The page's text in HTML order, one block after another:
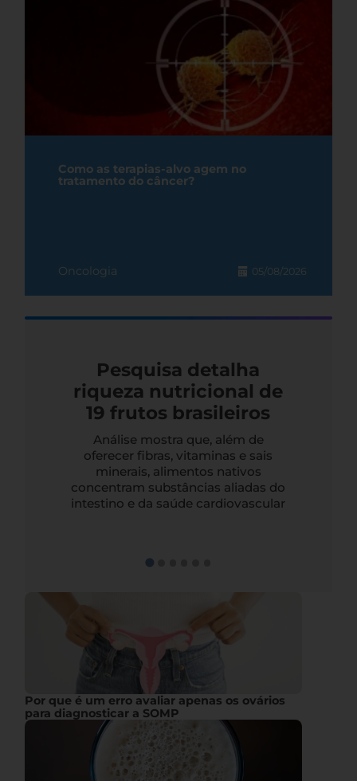
Como as terapias-alvo agem no
tratamento do câncer?
Oncologia 05/08/2026
Pesquisa detalha
riqueza nutricional de
19 frutos brasileiros
Análise mostra que, além de
oferecer fibras, vitaminas e sais
minerais, alimentos nativos
concentram substâncias aliadas do
intestino e da saúde cardiovascular
Por que é um erro avaliar apenas os ovários
para diagnosticar a SOMP